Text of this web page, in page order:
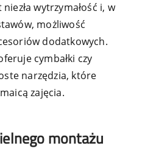
wytrzymałość i, w
możliwość
dodatkowych.
cymbałki czy
narzędzia, które
zajęcia.
montażu